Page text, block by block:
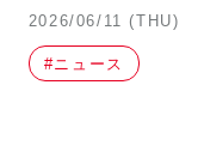
2026/06/11 (THU)
#ニュース